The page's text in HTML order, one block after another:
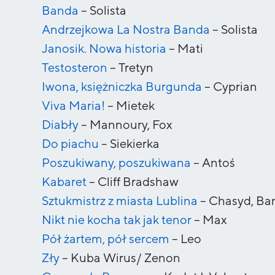
Banda – Solista
Andrzejkowa La Nostra Banda – Solista
Janosik. Nowa historia – Mati
Testosteron – Tretyn
Iwona, księżniczka Burgunda – Cyprian
Viva Maria! – Mietek
Diabły – Mannoury, Fox
Do piachu – Siekierka
Poszukiwany, poszukiwana – Antoś
Kabaret – Cliff Bradshaw
Sztukmistrz z miasta Lublina – Chasyd,
Nikt nie kocha tak jak tenor – Max
Pół żartem, pół sercem – Leo
Zły – Kuba Wirus/ Zenon